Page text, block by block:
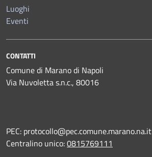
Luoghi
Eventi
CONTATTI
Comune di Marano di Napoli
Via Nuvoletta s.n.c., 80016
PEC: protocollo@pec.comune.marano.na.it
Centralino unico:0815769111